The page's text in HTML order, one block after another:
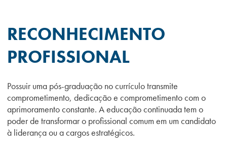
RECONHECIMENTO
PROFISSIONAL
Possuir uma pós-graduação no currículo transmite
comprometimento, dedicação e comprometimento com o
aprimoramento constante. A educação continuada tem o
poder de transformar o profissional comum em um candidato
à liderança ou a cargos estratégicos.